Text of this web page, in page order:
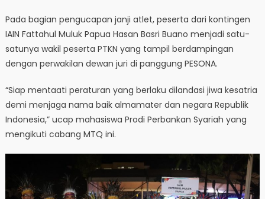
Pada bagian pengucapan janji atlet, peserta dari kontingen
IAIN Fattahul Muluk Papua Hasan Basri Buano menjadi satu-
satunya wakil peserta PTKN yang tampil berdampingan
dengan perwakilan dewan juri di panggung PESONA.
“Siap mentaati peraturan yang berlaku dilandasi jiwa kesatria
demi menjaga nama baik almamater dan negara Republik
Indonesia,” ucap mahasiswa Prodi Perbankan Syariah yang
mengikuti cabang MTQ ini.